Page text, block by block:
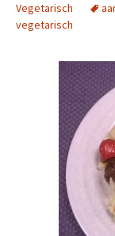
Vegetarisch
vegetarisch